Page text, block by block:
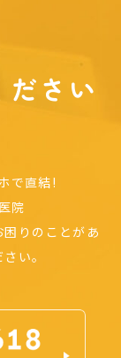
さい
で直結!
院
りのことがあ
い。